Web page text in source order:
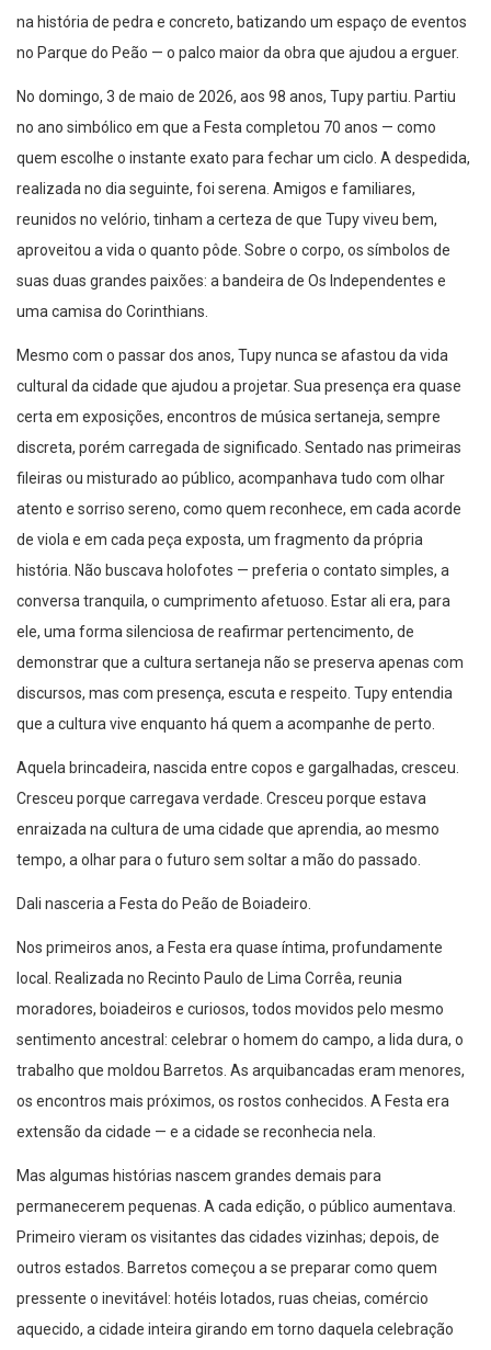
na história de pedra e concreto, batizando um espaço de eventos
no Parque do Peão — o palco maior da obra que ajudou a erguer.
No domingo, 3 de maio de 2026, aos 98 anos, Tupy partiu. Partiu
no ano simbólico em que a Festa completou 70 anos — como
quem escolhe o instante exato para fechar um ciclo. A despedida,
realizada no dia seguinte, foi serena. Amigos e familiares,
reunidos no velório, tinham a certeza de que Tupy viveu bem,
aproveitou a vida o quanto pôde. Sobre o corpo, os símbolos de
suas duas grandes paixões: a bandeira de Os Independentes e
uma camisa do Corinthians.
Mesmo com o passar dos anos, Tupy nunca se afastou da vida
cultural da cidade que ajudou a projetar. Sua presença era quase
certa em exposições, encontros de música sertaneja, sempre
discreta, porém carregada de significado. Sentado nas primeiras
fileiras ou misturado ao público, acompanhava tudo com olhar
atento e sorriso sereno, como quem reconhece, em cada acorde
de viola e em cada peça exposta, um fragmento da própria
história. Não buscava holofotes — preferia o contato simples, a
conversa tranquila, o cumprimento afetuoso. Estar ali era, para
ele, uma forma silenciosa de reafirmar pertencimento, de
demonstrar que a cultura sertaneja não se preserva apenas com
discursos, mas com presença, escuta e respeito. Tupy entendia
que a cultura vive enquanto há quem a acompanhe de perto.
Aquela brincadeira, nascida entre copos e gargalhadas, cresceu.
Cresceu porque carregava verdade. Cresceu porque estava
enraizada na cultura de uma cidade que aprendia, ao mesmo
tempo, a olhar para o futuro sem soltar a mão do passado.
Dali nasceria a Festa do Peão de Boiadeiro.
Nos primeiros anos, a Festa era quase íntima, profundamente
local. Realizada no Recinto Paulo de Lima Corrêa, reunia
moradores, boiadeiros e curiosos, todos movidos pelo mesmo
sentimento ancestral: celebrar o homem do campo, a lida dura, o
trabalho que moldou Barretos. As arquibancadas eram menores,
os encontros mais próximos, os rostos conhecidos. A Festa era
extensão da cidade — e a cidade se reconhecia nela.
Mas algumas histórias nascem grandes demais para
permanecerem pequenas. A cada edição, o público aumentava.
Primeiro vieram os visitantes das cidades vizinhas; depois, de
outros estados. Barretos começou a se preparar como quem
pressente o inevitável: hotéis lotados, ruas cheias, comércio
aquecido, a cidade inteira girando em torno daquela celebração